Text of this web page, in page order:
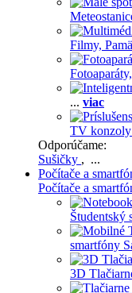
Filmy,
Fotoaparáty,
... viac
TV konzoly
Odporúčame:
Sušičky , ...
Počítače a
Počítače a
Študentský
smartfóny
3D